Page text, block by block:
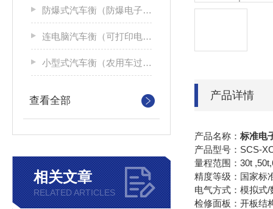
防爆式汽车衡（防爆电子汽车衡）
连电脑汽车衡（可打印电子汽车衡）
小型式汽车衡（农用车过磅秤）
查看全部
相关文章
RELATED ARTICLES
产品详情
产品名称： 标准电
产品型号：SCS-
量程范围：30t
精度等级：国家标
电气方式：模拟式/
检修面板：开板结